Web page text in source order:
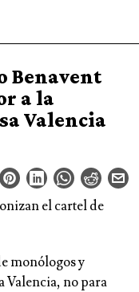
Benavent
a la
Valencia
el cartel de
monólogos y
Valencia, no para